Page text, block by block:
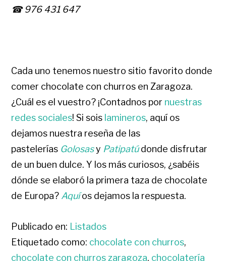
☎ 976 431 647
Cada uno tenemos nuestro sitio favorito donde
comer chocolate con churros en Zaragoza.
¿Cuál es el vuestro? ¡Contadnos por nuestras
redes sociales! Si sois lamineros, aquí os
dejamos nuestra reseña de las
pastelerías Golosasy Patipatú donde disfrutar
de un buen dulce. Y los más curiosos, ¿sabéis
dónde se elaboró la primera taza de chocolate
de Europa? Aquí os dejamos la respuesta.
Publicado en: Listados
Etiquetado como: chocolate con churros,
chocolate con churros zaragoza, chocolatería